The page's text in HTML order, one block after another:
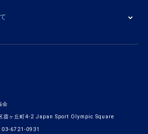
会
霞ヶ丘町4-2 Japan Sport Olympic Square
6721-0931